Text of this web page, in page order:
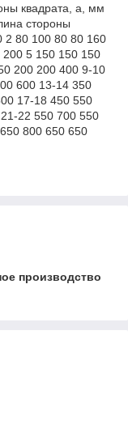
квадрата, а, мм
стороны
2 80 100 80 80 160
5 150 150 150
200 200 400 9-10
600 13-14 350
17-18 450 550
22 550 700 550
800 650 650
производство